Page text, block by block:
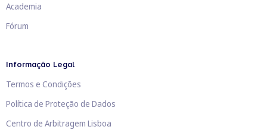
Academia
Fórum
Informação Legal
Termos e Condições
Política de Proteção de Dados
Centro de Arbitragem Lisboa